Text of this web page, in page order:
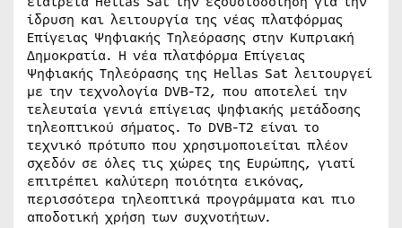
ίδρυση και λειτουργία της νέας πλατφόρμας
Επίγειας Ψηφιακής Τηλεόρασης στην Κυπριακή
Δημοκρατία. Η νέα πλατφόρμα Επίγειας
Ψηφιακής Τηλεόρασης της Hellas Sat λειτουργεί
με την τεχνολογία DVB-T2, που αποτελεί την
τελευταία γενιά επίγειας ψηφιακής μετάδοσης
τηλεοπτικού σήματος. Το DVB-T2 είναι το
τεχνικό πρότυπο που χρησιμοποιείται πλέον
σχεδόν σε όλες τις χώρες της Ευρώπης, γιατί
επιτρέπει καλύτερη ποιότητα εικόνας,
περισσότερα τηλεοπτικά προγράμματα και πιο
αποδοτική χρήση των συχνοτήτων.